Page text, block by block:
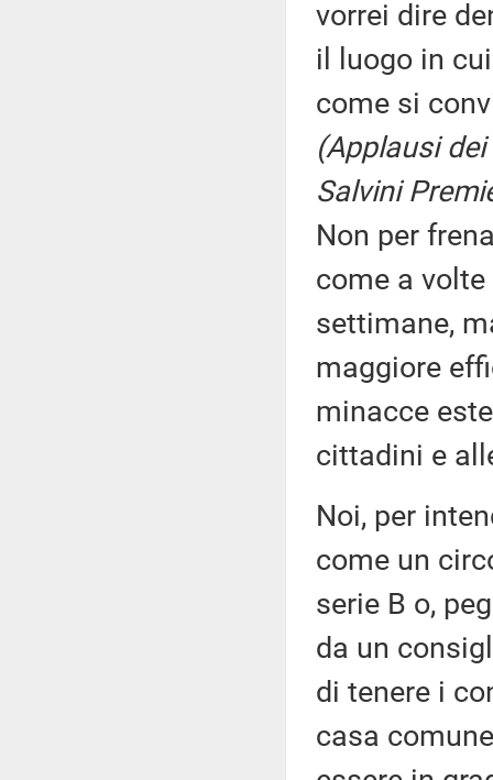
vorrei dire
il luogo in
come si
(Applausi
Salvini
Non per
come a
settimane,
maggiore
minacce
cittadini e
Noi, per
come un
serie B o,
da un
di tenere i
casa